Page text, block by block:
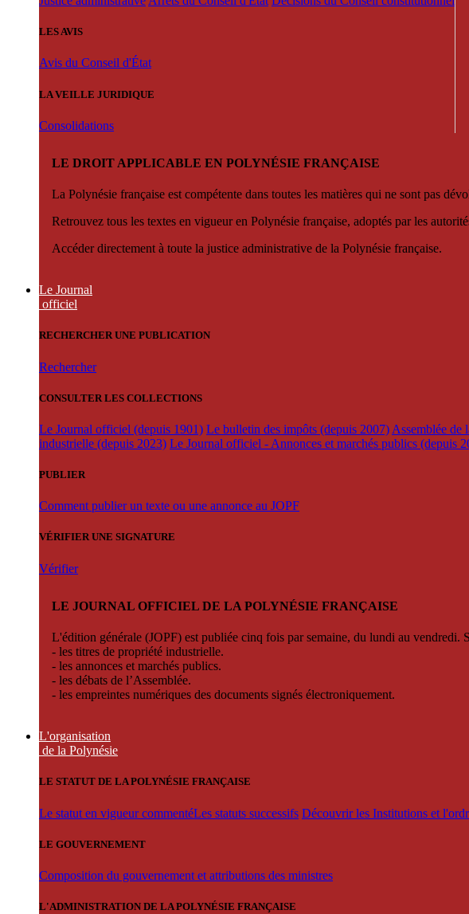
LES AVIS
Avis du Conseil d'État
LA VEILLE JURIDIQUE
Consolidations
LE DROIT APPLICABLE EN POLYNÉSIE FRANÇAISE
La Polynésie française est compétente dans toutes les matières qui ne sont pas
Retrouvez tous les textes en vigueur en Polynésie française, adoptés par les
Accéder directement à toute la justice administrative de la Polynésie française.
Le Journal
officiel
RECHERCHER UNE PUBLICATION
Rechercher
CONSULTER LES COLLECTIONS
Le Journal officiel (depuis 1901) Le bulletin des impôts (depuis 2007) Assemblée de
industrielle (depuis 2023) Le Journal officiel - Annonces et marchés publics (depuis
PUBLIER
Comment publier un texte ou une annonce au JOPF
VÉRIFIER UNE SIGNATURE
Vérifier
LE JOURNAL OFFICIEL DE LA POLYNÉSIE FRANÇAISE
L'édition générale (JOPF) est publiée cinq fois par semaine, du lundi au vendredi.
- les titres de propriété industrielle.
- les annonces et marchés publics.
- les débats de l’Assemblée.
- les empreintes numériques des documents signés électroniquement.
L'organisation
de la Polynésie
LE STATUT DE LA POLYNÉSIE FRANÇAISE
Le statut en vigueur commentéLes statuts successifs Découvrir les Institutions et
LE GOUVERNEMENT
Composition du gouvernement et attributions des ministres
L'ADMINISTRATION DE LA POLYNÉSIE FRANÇAISE